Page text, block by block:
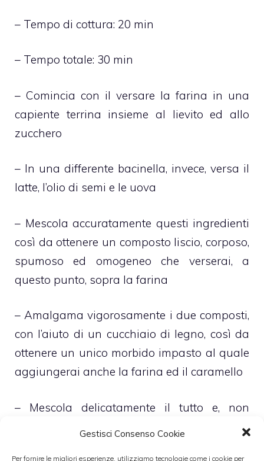
Gestisci Consenso Cookie
Per fornire le migliori esperienze, utilizziamo tecnologie come i cookie per
– Tempo di cottura: 20 min
– Tempo totale: 30 min
– Comincia con il versare la farina in una
capiente terrina insieme al lievito ed allo
zucchero
– In una differente bacinella, invece, versa il
latte, l’olio di semi e le uova
– Mescola accuratamente questi ingredienti
così da ottenere un composto liscio, corposo,
spumoso ed omogeneo che verserai, a
questo punto, sopra la farina
– Amalgama vigorosamente i due composti,
con l’aiuto di un cucchiaio di legno, così da
ottenere un unico morbido impasto al quale
aggiungerai anche la farina ed il caramello
– Mescola delicatamente il tutto e, non
appena ricotta e caramello saranno ben